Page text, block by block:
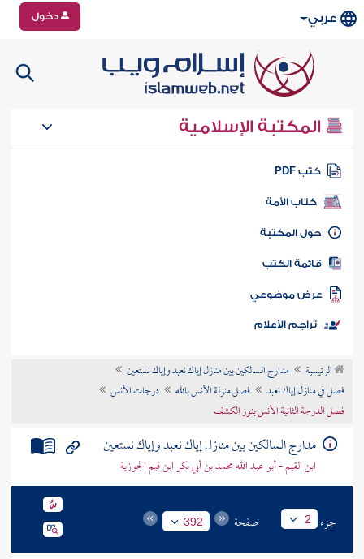
عربي دخول
المكتبة الإسلامية
كتب PDF
كتاب الأمة
المكتبة
الكتب
موضوعي
تراجم الأعلام
الرئيسية
مدارج السالكين بين منازل إياك نعبد وإياك نستعين
فصل في منازل إياك نعبد
فصل منزلة الأنس بالله
درجات الأنس
فصل الدرجة الثانية الأنس بنور الكشف
مدارج السالكين بين منازل إياك نعبد وإياك نستعين
ابن القيم - أبو عبد الله محمد بن أبي بكر ابن قيم الجوزية
جزء 2 صفحة 392